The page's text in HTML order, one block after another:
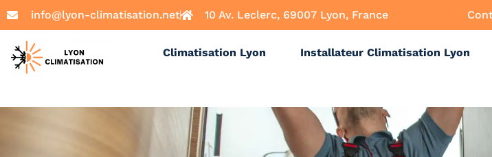
info@lyon-climatisation.net 10 Av. Leclerc, 69007 Lyon, France
Climatisation Lyon Installateur Climatisation Lyon